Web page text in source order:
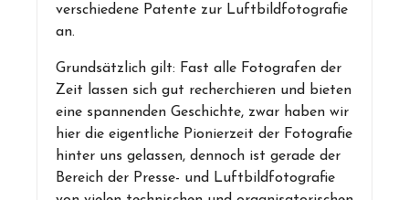
verschiedene Patente zur Luftbildfotografie
an.
Grundsätzlich gilt: Fast alle Fotografen der
Zeit lassen sich gut recherchieren und bieten
eine spannenden Geschichte, zwar haben wir
hier die eigentliche Pionierzeit der Fotografie
hinter uns gelassen, dennoch ist gerade der
Bereich der Presse- und Luftbildfotografie